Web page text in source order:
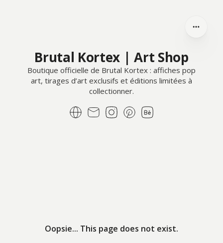
Brutal Kortex | Art Shop
Boutique officielle de Brutal Kortex : affiches pop
art, tirages d’art exclusifs et éditions limitées à
collectionner.
Oopsie... This page does not exist.